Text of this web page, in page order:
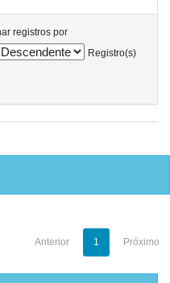
registros por
Registro(s)
Anterior 1 Próximo